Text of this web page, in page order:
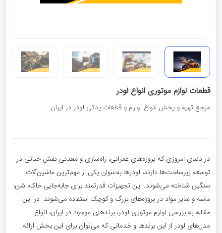
قطعات لوازم موتوری انواع لودر
مرجع تهیه و پخش انواع لوازم و قطعات یدکی لودر در ایران
در دنیای امروزی که پروژه‌های عمرانی، راه‌سازی و معدنی نقش حیاتی در
توسعه زیرساخت‌ها دارند، لودرها به‌عنوان یکی از مهم‌ترین ماشین‌آلات
سنگین شناخته می‌شوند. این تجهیزات قدرتمند برای جابه‌جایی خاک، شن،
ماسه و سایر مواد در پروژه‌های بزرگ و کوچک استفاده می‌شوند. در این
مقاله، به بررسی لوازم موتوری لودر، برندهای موجود در ایران، انواع
مدل‌های لودر از این برندها و خدماتی که می‌توان برای این بخش ارائه